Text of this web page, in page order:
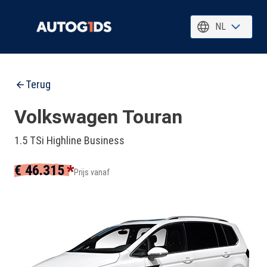
NL
Terug
Volkswagen Touran
1.5 TSi Highline Business
€ 46.315*Prijs vanaf